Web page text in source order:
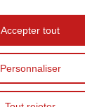
Personnaliser
Accepter tout